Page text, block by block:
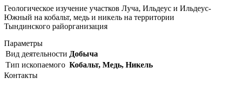
Геологическое изучение участков Луча, Ильдеус и Ильдеус-
Южный на кобальт, медь и никель на территории
Тындинского райорганизация
Параметры
Вид деятельности Добыча
Тип ископаемого Кобальт, Медь, Никель
Контакты